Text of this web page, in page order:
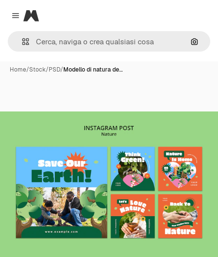
Close menu
Magnific
Cerca
Home/Stock/PSD/Modello di natura de…